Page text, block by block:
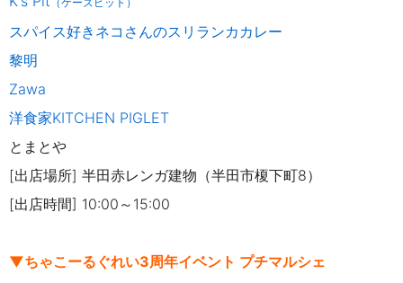
スパイス好きネコさんのスリランカカレー
黎明
Zawa
洋食家KITCHEN PIGLET
とまとや
[出店場所] 半田赤レンガ建物（半田市榎下町8）
[出店時間] 10:00～15:00
▼ちゃこーるぐれい3周年イベント プチマルシェ